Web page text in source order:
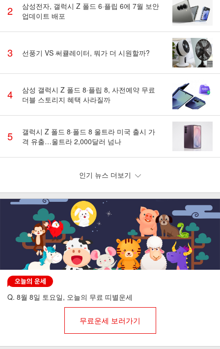
2
삼성전자, 갤럭시 Z 폴드 6·플립 6에 7월 보안
업데이트 배포
3 선풍기 VS 써큘레이터, 뭐가 더 시원할까?
4
삼성 갤럭시 Z 폴드 8·플립 8, 사전예약 무료
더블 스토리지 혜택 사라질까
5
갤럭시 Z 폴드 8·폴드 8 울트라 미국 출시 가
격 유출…울트라 2,000달러 넘나
인기 뉴스 더보기
Q. 8월 8일 토요일, 오늘의 무료 띠별운세
무료운세 보러가기